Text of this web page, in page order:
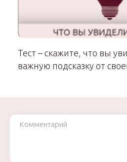
Тест – скажите, что вы
важную подсказку от
Комментарий